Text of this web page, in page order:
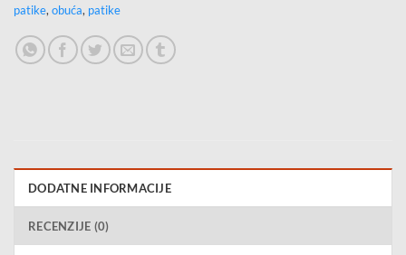
patike, obuća, patike
DODATNE INFORMACIJE
RECENZIJE (0)